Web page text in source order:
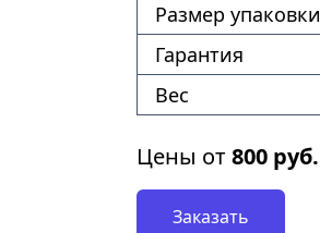
Размер упаковки
Гарантия
Вес
Цены от800 руб.
Заказать